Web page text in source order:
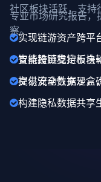
社区板块活跃，支持
实现链游资产跨平
支持跨链稳定币自
提供安全数据沙盒
专业市场研究报告，
察。
智能投顾支持板块
交易流动性充足，
构建隐私数据共享